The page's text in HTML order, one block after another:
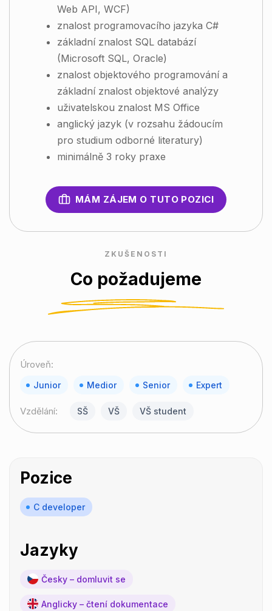
Web API, WCF)
znalost programovacího jazyka C#
základní znalost SQL databází
(Microsoft SQL, Oracle)
znalost objektového programování a
základní znalost objektové analýzy
uživatelskou znalost MS Office
anglický jazyk (v rozsahu žádoucím
pro studium odborné literatury)
minimálně 3 roky praxe
MÁM ZÁJEM O TUTO POZICI
ZKUŠENOSTI
Co požadujeme
Úroveň:
Junior Medior Senior Expert
Vzdělání: SŠ VŠ VŠ student
Pozice
C developer
Jazyky
Česky – domluvit se
Anglicky – čtení dokumentace